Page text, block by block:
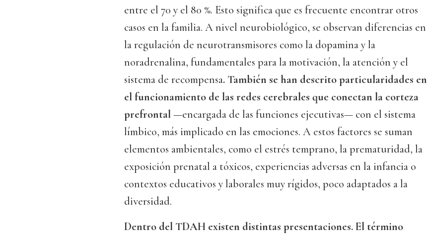
entre el 70 y el 80 %. Esto significa que es frecuente encontrar otros
casos en la familia. A nivel neurobiológico, se observan diferencias en
la regulación de neurotransmisores como la dopamina y la
noradrenalina, fundamentales para la motivación, la atención y el
sistema de recompensa. También se han descrito particularidades en
el funcionamiento de las redes cerebrales que conectan la corteza
prefrontal—encargada de las funciones ejecutivas— con el sistema
límbico, más implicado en las emociones. A estos factores se suman
elementos ambientales, como el estrés temprano, la prematuridad, la
exposición prenatal a tóxicos, experiencias adversas en la infancia o
contextos educativos y laborales muy rígidos, poco adaptados a la
diversidad.
Dentro del TDAH existen distintas presentaciones. El término